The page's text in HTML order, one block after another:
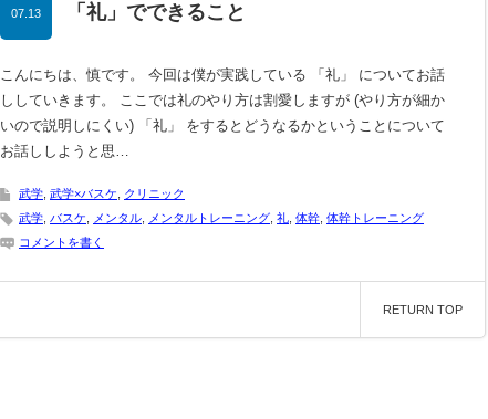
「礼」でできること
07.13
こんにちは、慎です。 今回は僕が実践している 「礼」 についてお話
ししていきます。 ここでは礼のやり方は割愛しますが (やり方が細か
いので説明しにくい) 「礼」 をするとどうなるかということについて
お話ししようと思…
武学 武学×バスケ
クリニック
武学 バスケ メンタル メンタルトレーニング 礼 体幹 体幹トレーニング
コメントを書く
RETURN TOP